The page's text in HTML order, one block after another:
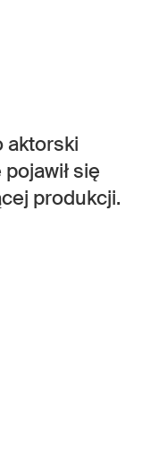
aktorski
się
produkcji.